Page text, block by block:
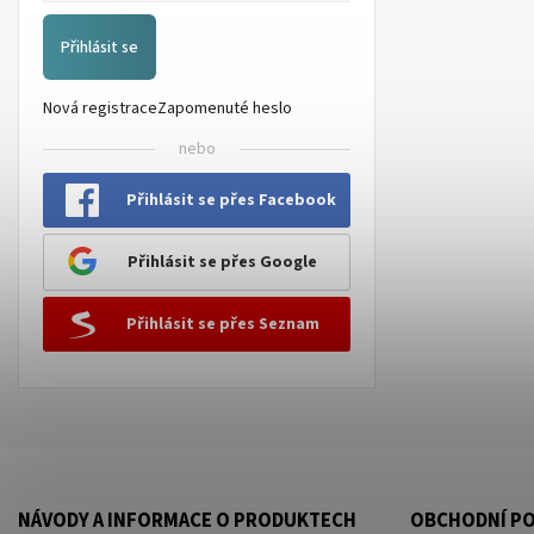
Přihlásit se
Nová registraceZapomenuté heslo
nebo
Přihlásit se přes Facebook
Přihlásit se přes Google
Přihlásit se přes Seznam
NÁVODY A INFORMACE O PRODUKTECH OBCHODNÍ